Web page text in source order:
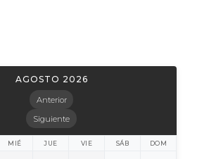
Anterior
AGOSTO 2026
Siguiente
MIÉ JUE VIE SÁB DOM